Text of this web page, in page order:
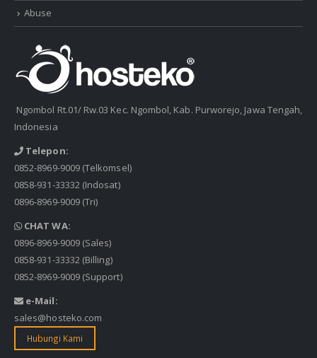
Abuse
Ngombol Rt.01/ Rw.03 Kec. Ngombol, Kab. Purworejo, Jawa Tengah,
Indonesia
Telepon:
0852-8969-9009(Telkomsel)
0858-931-33332 (Indosat)
0896-8969-9009(Tri)
CHAT WA:
0896-8969-9009(Sales)
0858-931-33332 (Billing)
0852-8969-9009(Support)
e-Mail:
sales@hosteko.com
Hubungi Kami